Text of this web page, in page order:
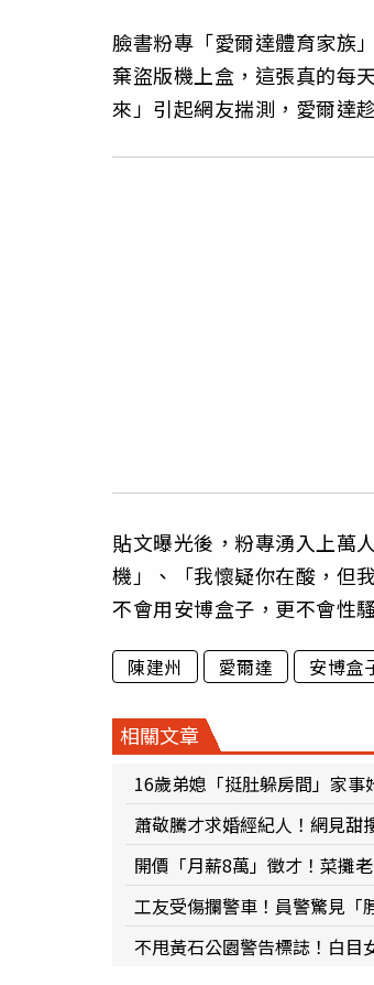
臉書粉專「愛爾達體育家族
棄盜版機上盒，這張真的每
來」引起網友揣測，愛爾達
貼文曝光後，粉專湧入上萬
機」、「我懷疑你在酸，但
不會用安博盒子，更不會性騷
陳建州 愛爾達 安博盒
相關文章
16歲弟媳「挺肚躲房間」家
蕭敬騰才求婚經紀人！網見甜
開價「月薪8萬」徵才！菜攤
工友受傷攔警車！員警驚見「
不甩黃石公園警告標誌！白目